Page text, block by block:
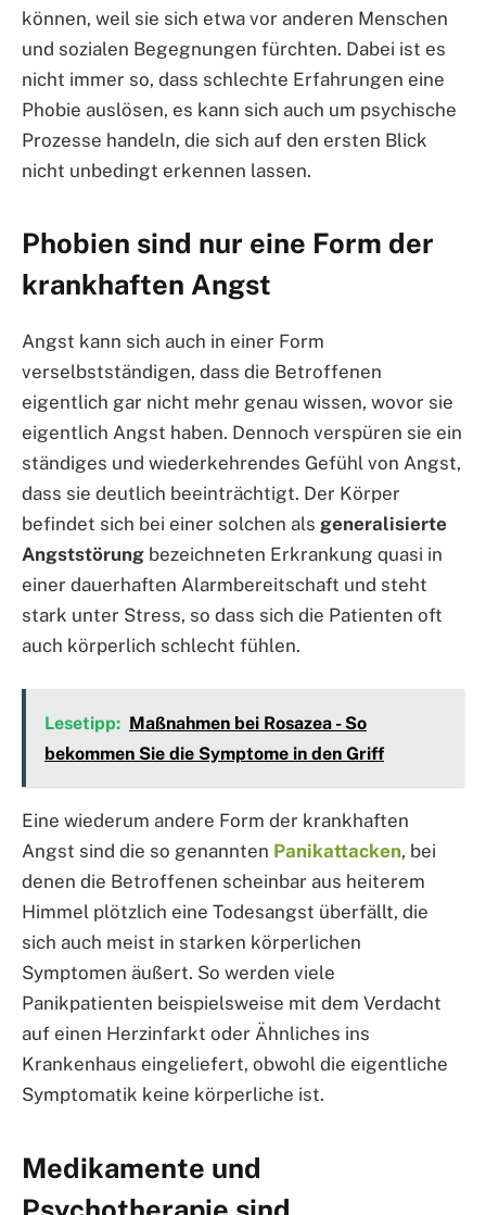
können, weil sie sich etwa vor anderen Menschen
und sozialen Begegnungen fürchten. Dabei ist es
nicht immer so, dass schlechte Erfahrungen eine
Phobie auslösen, es kann sich auch um psychische
Prozesse handeln, die sich auf den ersten Blick
nicht unbedingt erkennen lassen.
Phobien sind nur eine Form der
krankhaften Angst
Angst kann sich auch in einer Form
verselbstständigen, dass die Betroffenen
eigentlich gar nicht mehr genau wissen, wovor sie
eigentlich Angst haben. Dennoch verspüren sie ein
ständiges und wiederkehrendes Gefühl von Angst,
dass sie deutlich beeinträchtigt. Der Körper
befindet sich bei einer solchen als generalisierte
Angststörung bezeichneten Erkrankung quasi in
einer dauerhaften Alarmbereitschaft und steht
stark unter Stress, so dass sich die Patienten oft
auch körperlich schlecht fühlen.
Lesetipp: Maßnahmen bei Rosazea - So
bekommen Sie die Symptome in den Griff
Eine wiederum andere Form der krankhaften
Angst sind die so genannten Panikattacken, bei
denen die Betroffenen scheinbar aus heiterem
Himmel plötzlich eine Todesangst überfällt, die
sich auch meist in starken körperlichen
Symptomen äußert. So werden viele
Panikpatienten beispielsweise mit dem Verdacht
auf einen Herzinfarkt oder Ähnliches ins
Krankenhaus eingeliefert, obwohl die eigentliche
Symptomatik keine körperliche ist.
Medikamente und